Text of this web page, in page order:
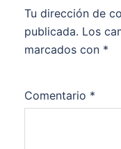
Tu dirección de
publicada. Los
marcados con *
Comentario *